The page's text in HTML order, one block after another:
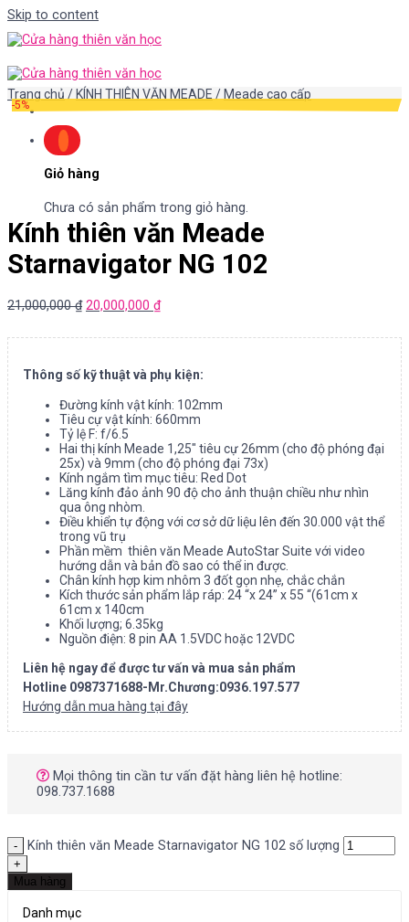
Skip to content
Giỏ hàng
Chưa có sản phẩm trong giỏ hàng.
Trang chủ / KÍNH THIÊN VĂN MEADE / Meade cao cấp
-5%
Kính thiên văn Meade
Starnavigator NG 102
21,000,000₫ 20,000,000 ₫
Thông số kỹ thuật và phụ kiện:
Đường kính vật kính: 102mm
Tiêu cự vật kính: 660mm
Tỷ lệ F: f/6.5
Hai thị kính Meade 1,25″ tiêu cự 26mm (cho độ phóng đại
25x) và 9mm (cho độ phóng đại 73x)
Kính ngắm tìm mục tiêu: Red Dot
Lăng kính đảo ảnh 90 độ cho ảnh thuận chiều như nhìn
qua ông nhòm.
Điều khiển tự động với cơ sở dữ liệu lên đến 30.000 vật thể
trong vũ trụ
Phần mềm thiên văn Meade AutoStar Suite với video
hướng dẫn và bản đồ sao có thể in được.
Chân kính hợp kim nhôm 3 đốt gọn nhẹ, chắc chắn
Kích thước sản phẩm lắp ráp: 24 “x 24” x 55 “(61cm x
61cm x 140cm
Khối lượng; 6.35kg
Nguồn điện: 8 pin AA 1.5VDC hoặc 12VDC
Liên hệ ngay để được tư vấn và mua sản phẩm
Hotline 0987371688-Mr.Chương:0936.197.577
Hướng dẫn mua hàng tại đây
Mọi thông tin cần tư vấn đặt hàng liên hệ hotline:
098.737.1688
Kính thiên văn Meade Starnavigator NG 102 số lượng
Mua hàng
Danh mục